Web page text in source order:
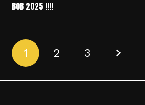
BOB 2025 !!!!
1 2 3